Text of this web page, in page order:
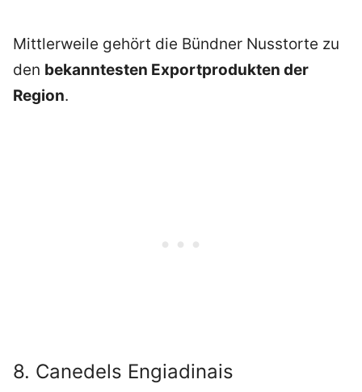
Mittlerweile gehört die Bündner Nusstorte zu
den bekanntesten Exportprodukten der
Region.
8. Canedels Engiadinais